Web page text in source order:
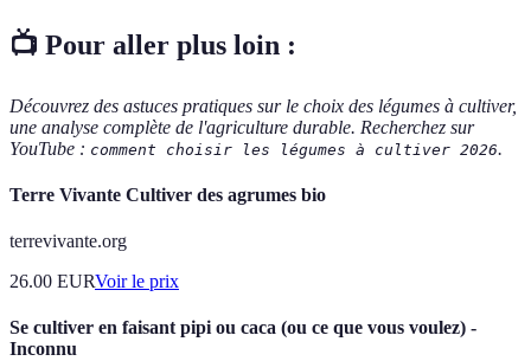
📺 Pour aller plus loin :
Découvrez des astuces pratiques sur le choix des légumes à cultiver,
une analyse complète de l'agriculture durable. Recherchez sur
YouTube : comment choisir les légumes à cultiver 2026.
Terre Vivante Cultiver des agrumes bio
terrevivante.org
26.00 EURVoir le prix
Se cultiver en faisant pipi ou caca (ou ce que vous voulez) -
Inconnu